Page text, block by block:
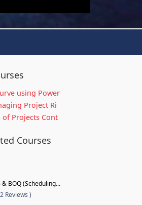
using Power
Project Ri
of Projects Cont
Courses
BOQ (Scheduling...
Reviews )